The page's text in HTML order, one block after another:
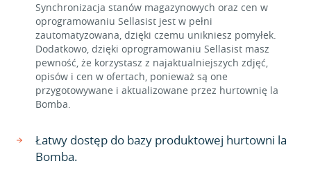
Synchronizacja stanów magazynowych oraz cen w
oprogramowaniu Sellasist jest w pełni
zautomatyzowana, dzięki czemu unikniesz pomyłek.
Dodatkowo, dzięki oprogramowaniu Sellasist masz
pewność, że korzystasz z najaktualniejszych zdjęć,
opisów i cen w ofertach, ponieważ są one
przygotowywane i aktualizowane przez hurtownię la
Bomba.
Łatwy dostęp do bazy produktowej hurtowni la
Bomba.